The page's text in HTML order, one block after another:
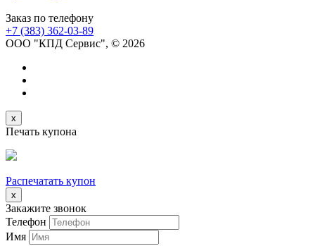
Заказ по телефону
+7 (383) 362-03-89
ООО "КПД Сервис", © 2026
x
Печать купона
Распечатать купон
x
Закажите звонок
Телефон
Имя